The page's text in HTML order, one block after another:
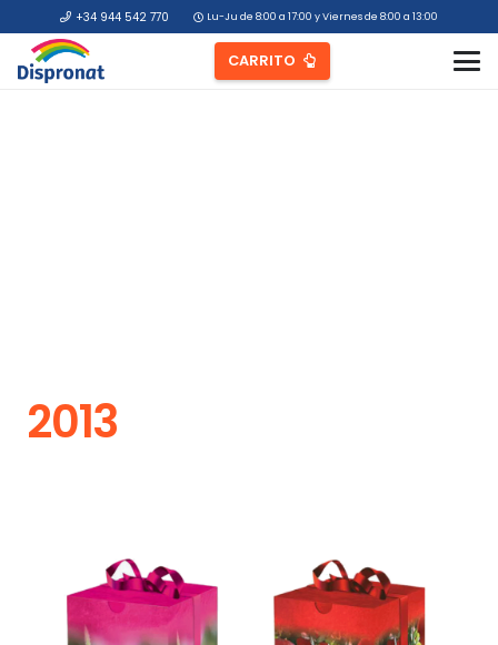
+34 944 542 770 Lu-Ju de 8:00 a 17:00 y Viernes de 8:00 a 13:00
CARRITO
2013